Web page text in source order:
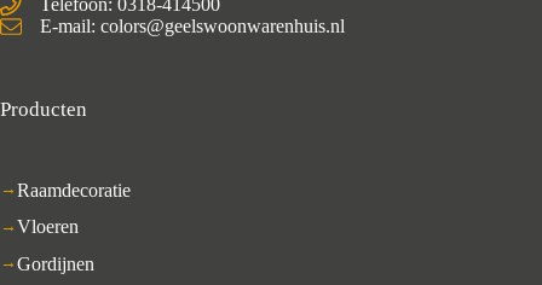
Telefoon: 0318-414500
E-mail: colors@geelswoonwarenhuis.nl
Producten
Raamdecoratie
Vloeren
Gordijnen